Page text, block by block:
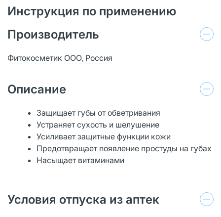
Инструкция по применению
Производитель
Фитокосметик ООО, Россия
Описание
Защищает губы от обветривания
Устраняет сухость и шелушение
Усиливает защитные функции кожи
Предотвращает появление простуды на губах
Насыщает витаминами
Условия отпуска из аптек